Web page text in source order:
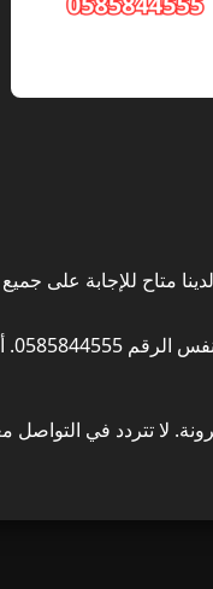
0585844555. فريق خدمة العملاء
لا تتردد في التواصل